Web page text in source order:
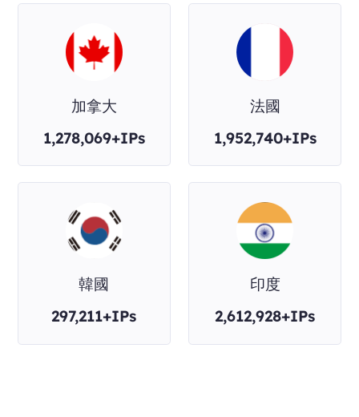
加拿大
1,278,069+IPs
法國
1,952,740+IPs
韓國
297,211+IPs
印度
2,612,928+IPs